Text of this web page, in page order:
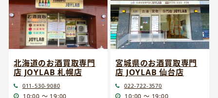
北海道のお酒買取専門
店 JOYLAB 札幌店
011-530-9080
宮城県のお酒買取専門
店 JOYLAB 仙台店
022-722-3570
10:00 ～ 19:00